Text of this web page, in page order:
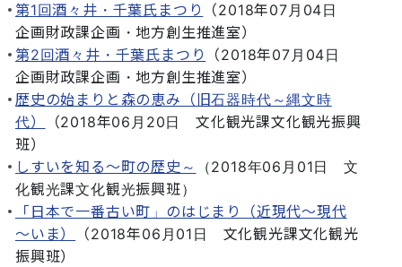
第1回酒々井・千葉氏まつり
（2018年07月04日
企画財政課企画・地方創生推進室）
第2回酒々井・千葉氏まつり
（2018年07月04日
企画財政課企画・地方創生推進室）
歴史の始まりと森の恵み（旧石器時代～縄文時
代）
（2018年06月20日
文化観光課文化観光振興
班）
しすいを知る～町の歴史～
（2018年06月01日
文
化観光課文化観光振興班）
「日本で一番古い町」のはじまり（近現代～現代
～いま）
（2018年06月01日
文化観光課文化観光
振興班）